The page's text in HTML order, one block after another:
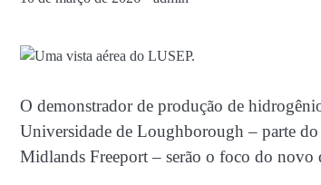
O demonstrador de produção de
Universidade de Loughborough – parte
Midlands Freeport – serão o foco do novo